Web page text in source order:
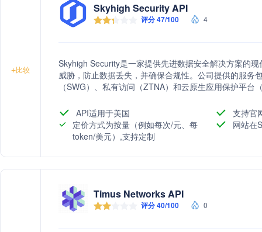
+比较
Skyhigh Security API
评分 47/100 4
Skyhigh Security是一家提供先进数据安全解决方案的
威胁，防止数据丢失，并确保合规性。公司提供的服务
（SWG）、私有访问（ZTNA）和云原生应用保护平
API适用于美国
支持官
定价方式为按量（例如每次/元、每
token/美元）,支持定制
网站在
Timus Networks API
评分 40/100 0